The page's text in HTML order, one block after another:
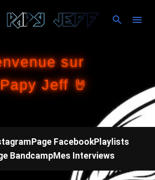
Accéder au contenu principal
sur
Jeff 🤘
Page FacebookPlaylists
BandcampMes Interviews